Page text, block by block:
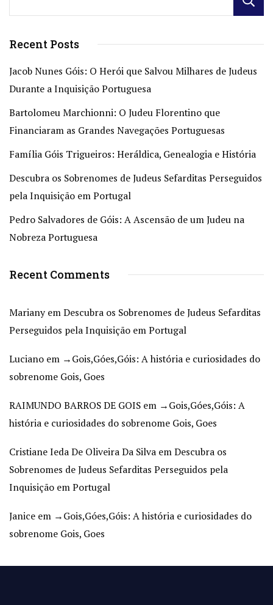
Recent Posts
Jacob Nunes Góis: O Herói que Salvou Milhares de Judeus
Durante a Inquisição Portuguesa
Bartolomeu Marchionni: O Judeu Florentino que
Financiaram as Grandes Navegações Portuguesas
Família Góis Trigueiros: Heráldica, Genealogia e História
Descubra os Sobrenomes de Judeus Sefarditas Perseguidos
pela Inquisição em Portugal
Pedro Salvadores de Góis: A Ascensão de um Judeu na
Nobreza Portuguesa
Recent Comments
Mariany emDescubra os Sobrenomes de Judeus Sefarditas
Perseguidos pela Inquisição em Portugal
Luciano em →Gois,Góes,Góis: A história e curiosidades do
sobrenome Gois, Goes
RAIMUNDO BARROS DE GOIS em →Gois,Góes,Góis: A
história e curiosidades do sobrenome Gois, Goes
Cristiane Ieda De Oliveira Da Silva emDescubra os
Sobrenomes de Judeus Sefarditas Perseguidos pela
Inquisição em Portugal
Janice em →Gois,Góes,Góis: A história e curiosidades do
sobrenome Gois, Goes